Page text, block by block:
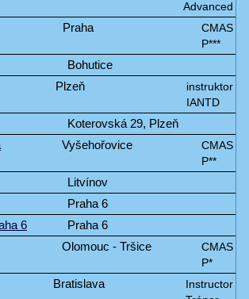
Advanced
Praha
CMAS
P***
Bohutice
Plzeň
instruktor
IANTD
Koterovská 29, Plzeň
Vyšehořovice
CMAS
P**
Litvínov
Praha 6
6
Praha 6
Olomouc - Tršice
CMAS
P*
Bratislava
Instructor